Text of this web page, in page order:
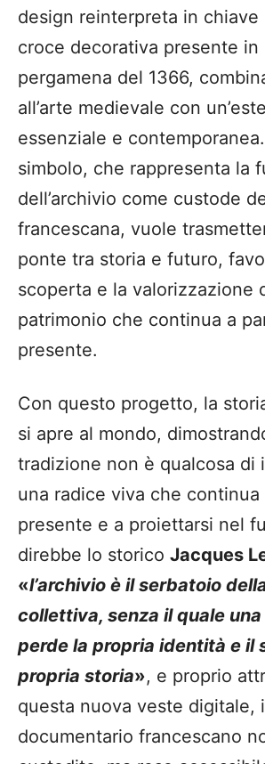
design reinterpreta in chiave
croce decorativa presente in
pergamena del 1366,
all’arte medievale con
essenziale e
simbolo, che rappresenta la
dell’archivio come custode
francescana, vuole
ponte tra storia e futuro,
scoperta e la valorizzazione
patrimonio che continua a
presente.
Con questo progetto, la
si apre al mondo,
tradizione non è qualcosa di
una radice viva che
presente e a proiettarsi nel
direbbe lo storico Jacques
«l’archivio è il serbatoio
collettiva, senza il quale
perde la propria identità e il
propria storia», e proprio
questa nuova veste digitale,
documentario francescano